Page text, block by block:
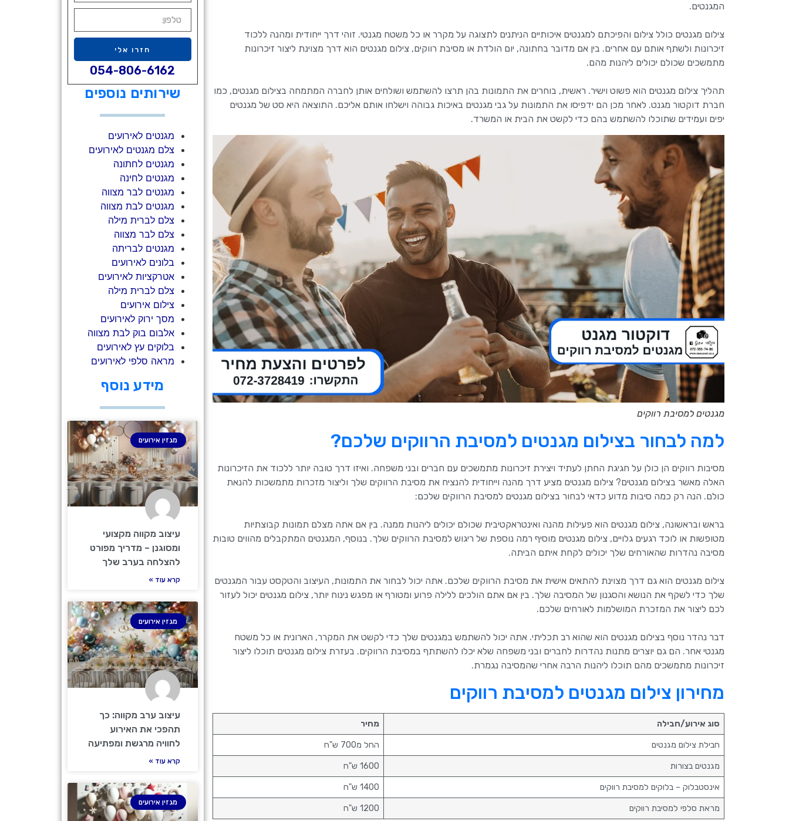
המגנטים.
צילום מגנטים כולל צילום והפיכתם למגנטים איכותיים הניתנים לתצוגה על מקרר או כל משטח מגנטי. זוהי דרך ייחודית ומהנה ללכוד
זיכרונות ולשתף אותם עם אחרים. בין אם מדובר בחתונה, יום הולדת או מסיבת רווקים, צילום מגנטים הוא דרך מצוינת ליצור זיכרונות
מתמשכים שכולם יכולים ליהנות מהם.
תהליך צילום מגנטים הוא פשוט וישיר. ראשית, בוחרים את התמונות בהן תרצו להשתמש ושולחים אותן לחברה המתמחה בצילום מגנטים, כמו
חברת דוקטור מגנט. לאחר מכן הם ידפיסו את התמונות על גבי מגנטים באיכות גבוהה וישלחו אותם אליכם. התוצאה היא סט של מגנטים
יפים ועמידים שתוכלו להשתמש בהם כדי לקשט את הבית או המשרד.
מגנטים למסיבת רווקים
למה לבחור בצילום מגנטים למסיבת הרווקים שלכם?
מסיבות רווקים הן כולן על חגיגת החתן לעתיד ויצירת זיכרונות מתמשכים עם חברים ובני משפחה. ואיזו דרך טובה יותר ללכוד את הזיכרונות
האלה מאשר בצילום מגנטים? צילום מגנטים מציע דרך מהנה וייחודית להנציח את מסיבת הרווקים שלך וליצור מזכרות מתמשכות להנאת
כולם. הנה רק כמה סיבות מדוע כדאי לבחור בצילום מגנטים למסיבת הרווקים שלכם:
בראש ובראשונה, צילום מגנטים הוא פעילות מהנה ואינטראקטיבית שכולם יכולים ליהנות ממנה. בין אם אתה מצלם תמונות קבוצתיות
מטופשות או לוכד רגעים גלויים, צילום מגנטים מוסיף רמה נוספת של ריגוש למסיבת הרווקים שלך. בנוסף, המגנטים המתקבלים מהווים טובות
מסיבה נהדרות שהאורחים שלך יכולים לקחת איתם הביתה.
צילום מגנטים הוא גם דרך מצוינת להתאים אישית את מסיבת הרווקים שלכם. אתה יכול לבחור את התמונות, העיצוב והטקסט עבור המגנטים
שלך כדי לשקף את הנושא והסגנון של המסיבה שלך. בין אם אתם הולכים ללילה פרוע ומטורף או מפגש נינוח יותר, צילום מגנטים יכול לעזור
לכם ליצור את המזכרת המושלמות לאורחים שלכם.
דבר נהדר נוסף בצילום מגנטים הוא שהוא רב תכליתי. אתה יכול להשתמש במגנטים שלך כדי לקשט את המקרר, הארונית או כל משטח
מגנטי אחר. הם גם יוצרים מתנות נהדרות לחברים ובני משפחה שלא יכלו להשתתף במסיבת הרווקים. בעזרת צילום מגנטים תוכלו ליצור
זיכרונות מתמשכים מהם תוכלו ליהנות הרבה אחרי שהמסיבה נגמרת.
מחירון צילום מגנטים למסיבת רווקים
סוג אירוע/חבילה מחיר
חבילת צילום מגנטים החל מ700 ש"ח
מגנטים בצורות 1600 ש"ח
אינסטבלוק – בלוקים למסיבת רווקים 1400 ש"ח
מראת סלפי למסיבת רווקים 1200 ש"ח
חזרו אלי
054-806-6162
שירותים נוספים
מגנטים לאירועים
צלם מגנטים לאירועים
מגנטים לחתונה
מגנטים לחינה
מגנטים לבר מצווה
מגנטים לבת מצווה
צלם לברית מילה
צלם לבר מצווה
מגנטים לבריתה
בלונים לאירועים
אטרקציות לאירועים
צלם לברית מילה
צילום אירועים
מסך ירוק לאירועים
אלבום בוק לבת מצווה
בלוקים עץ לאירועים
מראה סלפי לאירועים
מידע נוסף
מגזין אירועים
עיצוב מקווה מקצועי
ומסוגנן – מדריך מפורט
להצלחה בערב שלך
קרא עוד »
מגזין אירועים
עיצוב ערב מקווה: כך
תהפכי את האירוע
לחוויה מרגשת ומפתיעה
קרא עוד »
מגזין אירועים